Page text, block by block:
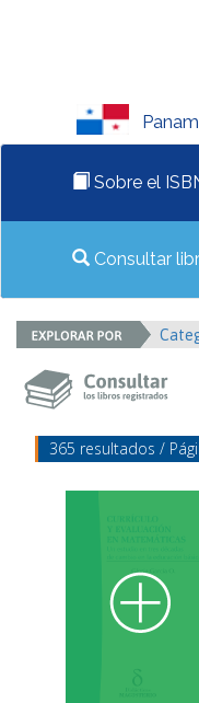
Sobre el
Consultar
365 resultados /